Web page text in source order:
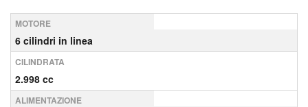
MOTORE
6 cilindri in linea
CILINDRATA
2.998 cc
ALIMENTAZIONE